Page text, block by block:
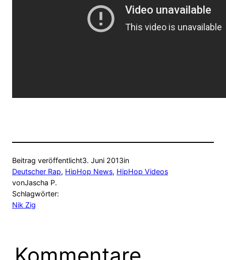
Beitrag veröffentlicht3. Juni 2013in
Deutscher Rap, HipHop News, HipHop Videos
vonJascha P.
Schlagwörter:
Nik Zig